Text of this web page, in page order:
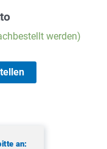
werden)
an: